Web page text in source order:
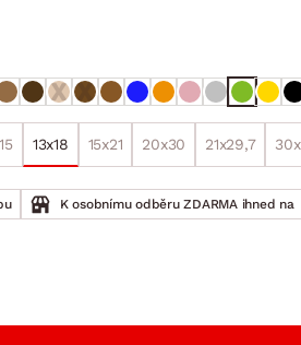
13x18 15x21 20x30 21x29,7
K osobnímu odběru ZDARMA ihned na